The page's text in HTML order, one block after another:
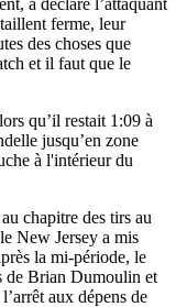
ferme, leur
des choses que
et il faut que le
qu’il restait 1:09 à
jusqu’en zone
à l'intérieur du
chapitre des tirs au
New Jersey a mis
la mi-période, le
de Brian Dumoulin et
aux dépens de